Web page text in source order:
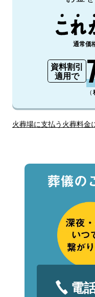
通常価
資料割引
適用で
（
火葬場に支払う火葬料金
電